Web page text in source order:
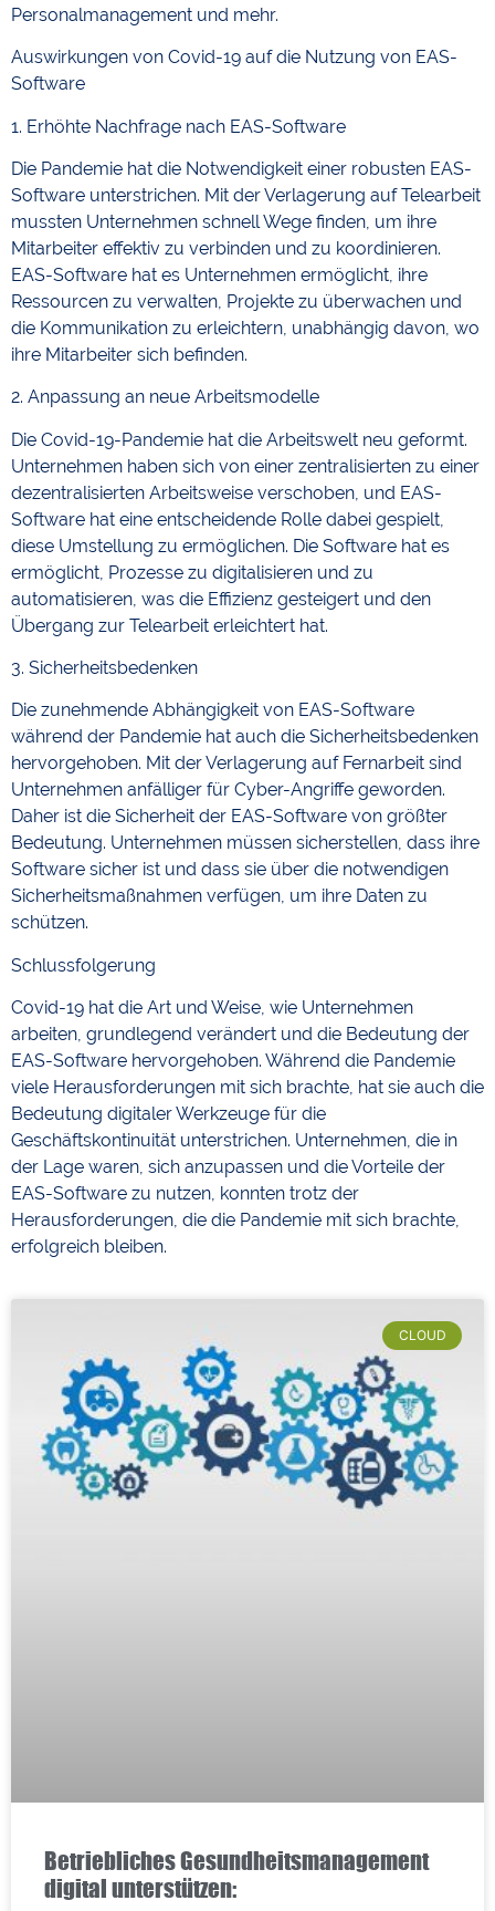
Personalmanagement und mehr.
Auswirkungen von Covid-19 auf die Nutzung von EAS-
Software
1. Erhöhte Nachfrage nach EAS-Software
Die Pandemie hat die Notwendigkeit einer robusten EAS-
Software unterstrichen. Mit der Verlagerung auf Telearbeit
mussten Unternehmen schnell Wege finden, um ihre
Mitarbeiter effektiv zu verbinden und zu koordinieren.
EAS-Software hat es Unternehmen ermöglicht, ihre
Ressourcen zu verwalten, Projekte zu überwachen und
die Kommunikation zu erleichtern, unabhängig davon, wo
ihre Mitarbeiter sich befinden.
2. Anpassung an neue Arbeitsmodelle
Die Covid-19-Pandemie hat die Arbeitswelt neu geformt.
Unternehmen haben sich von einer zentralisierten zu einer
dezentralisierten Arbeitsweise verschoben, und EAS-
Software hat eine entscheidende Rolle dabei gespielt,
diese Umstellung zu ermöglichen. Die Software hat es
ermöglicht, Prozesse zu digitalisieren und zu
automatisieren, was die Effizienz gesteigert und den
Übergang zur Telearbeit erleichtert hat.
3. Sicherheitsbedenken
Die zunehmende Abhängigkeit von EAS-Software
während der Pandemie hat auch die Sicherheitsbedenken
hervorgehoben. Mit der Verlagerung auf Fernarbeit sind
Unternehmen anfälliger für Cyber-Angriffe geworden.
Daher ist die Sicherheit der EAS-Software von größter
Bedeutung. Unternehmen müssen sicherstellen, dass ihre
Software sicher ist und dass sie über die notwendigen
Sicherheitsmaßnahmen verfügen, um ihre Daten zu
schützen.
Schlussfolgerung
Covid-19 hat die Art und Weise, wie Unternehmen
arbeiten, grundlegend verändert und die Bedeutung der
EAS-Software hervorgehoben. Während die Pandemie
viele Herausforderungen mit sich brachte, hat sie auch die
Bedeutung digitaler Werkzeuge für die
Geschäftskontinuität unterstrichen. Unternehmen, die in
der Lage waren, sich anzupassen und die Vorteile der
EAS-Software zu nutzen, konnten trotz der
Herausforderungen, die die Pandemie mit sich brachte,
erfolgreich bleiben.
CLOUD
Betriebliches Gesundheitsmanagement
digital unterstützen: